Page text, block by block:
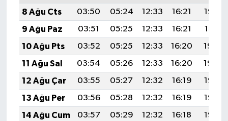
8 Ağu Cts
03:50 05:24 12:33 16:21
19:32
9 Ağu Paz
03:51 05:25 12:33 16:21
19:31
10 Ağu Pts
03:52 05:25 12:33 16:20
19:30
11 Ağu Sal
03:54 05:26 12:33 16:20
19:29
12 Ağu Çar
03:55 05:27 12:32 16:19
19:28
13 Ağu Per
03:56 05:28 12:32 16:19
19:26
14 Ağu Cum
03:57 05:29 12:32 16:18
19:25